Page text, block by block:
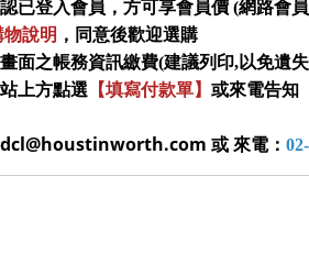
已登入會員，方可享會員價 (網路會
物說明 ，同意後歡迎選購
面之帳務資訊繳費(建議列印,以免遺
上方點選 【填寫付款單】 或來電告知
或 來電：